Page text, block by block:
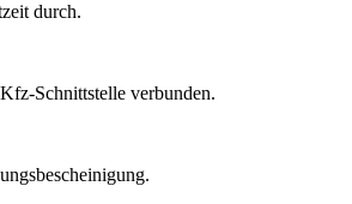
durch.
Schnittstelle verbunden.